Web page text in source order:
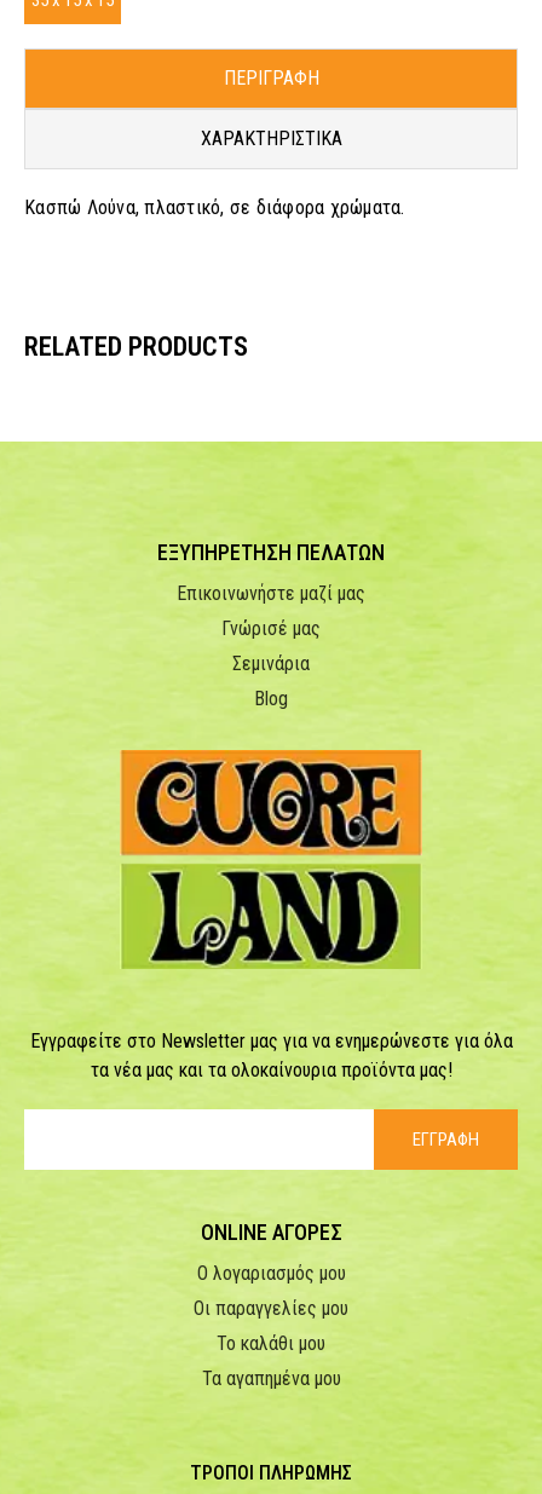
ΠΕΡΙΓΡΑΦΗ
ΧΑΡΑΚΤΗΡΙΣΤΙΚΑ
Κασπώ Λούνα, πλαστικό, σε διάφορα χρώματα.
RELATED PRODUCTS
ΕΞΥΠΗΡΕΤΗΣΗ ΠΕΛΑΤΩΝ
Επικοινωνήστε μαζί μας
Γνώρισέ μας
Σεμινάρια
Blog
Εγγραφείτε στο Newsletter μας για να ενημερώνεστε για όλα
τα νέα μας και τα ολοκαίνουρια προϊόντα μας!
ΕΓΓΡΑΦΗ
ONLINE ΑΓΟΡΕΣ
Ο λογαριασμός μου
Οι παραγγελίες μου
Το καλάθι μου
Τα αγαπημένα μου
ΤΡΟΠΟΙ ΠΛΗΡΩΜΗΣ